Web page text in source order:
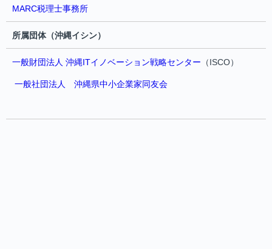
MARC税理士事務所
所属団体（沖縄イシン）
一般財団法人 沖縄ITイノベーション戦略センター （ISCO）
一般社団法人 沖縄県中小企業家同友会